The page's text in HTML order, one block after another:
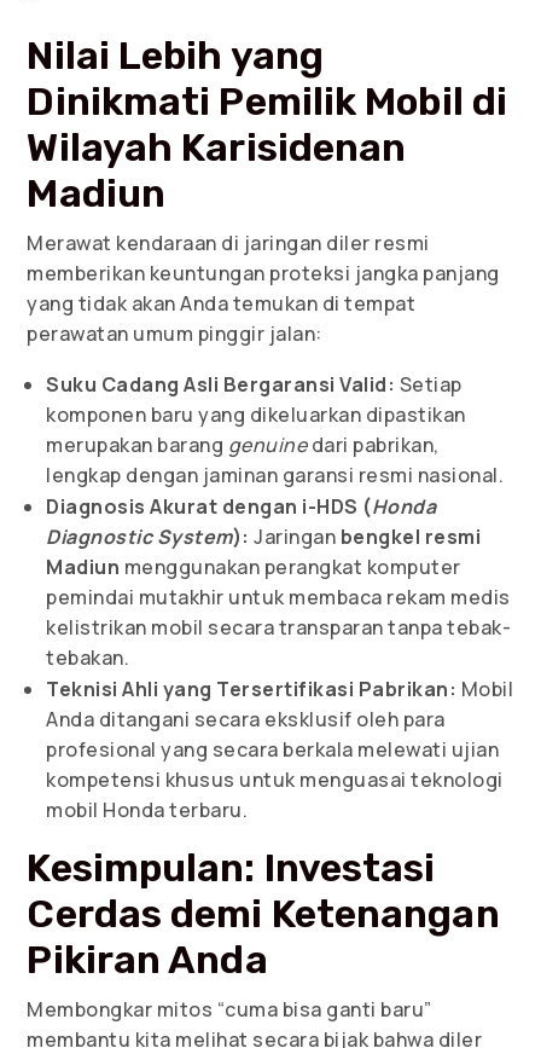
Nilai Lebih yang
Dinikmati Pemilik Mobil di
Wilayah Karisidenan
Madiun
Merawat kendaraan di jaringan diler resmi
memberikan keuntungan proteksi jangka panjang
yang tidak akan Anda temukan di tempat
perawatan umum pinggir jalan:
Suku Cadang Asli Bergaransi Valid: Setiap
komponen baru yang dikeluarkan dipastikan
merupakan barang genuinedari pabrikan,
lengkap dengan jaminan garansi resmi nasional.
Diagnosis Akurat dengan i-HDS (Honda
Diagnostic System): Jaringan bengkel resmi
Madiun menggunakan perangkat komputer
pemindai mutakhir untuk membaca rekam medis
kelistrikan mobil secara transparan tanpa tebak-
tebakan.
Teknisi Ahli yang Tersertifikasi Pabrikan: Mobil
Anda ditangani secara eksklusif oleh para
profesional yang secara berkala melewati ujian
kompetensi khusus untuk menguasai teknologi
mobil Honda terbaru.
Kesimpulan: Investasi
Cerdas demi Ketenangan
Pikiran Anda
Membongkar mitos “cuma bisa ganti baru”
membantu kita melihat secara bijak bahwa diler